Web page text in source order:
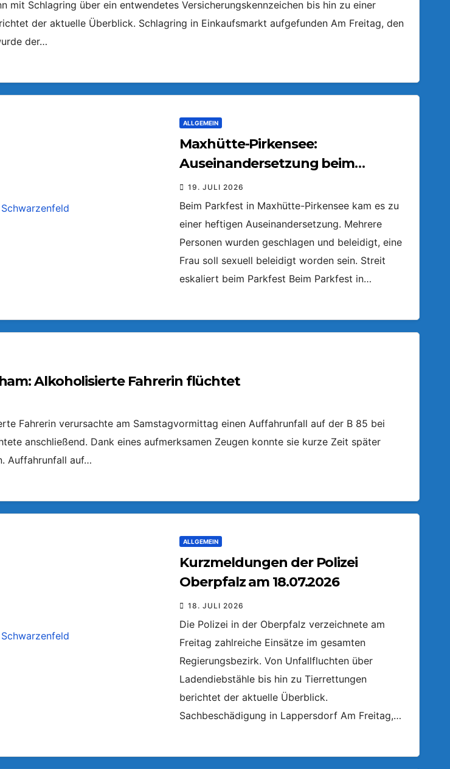
mit Schlagring über ein entwendetes Versicherungskennzeichen bis hin zu einer
der aktuelle Überblick. Schlagring in Einkaufsmarkt aufgefunden Am Freitag, den
der…
ALLGEMEIN
Maxhütte-Pirkensee:
Auseinandersetzung beim
Parkfest
19. JULI 2026
Beim Parkfest in Maxhütte-Pirkensee kam es zu
einer heftigen Auseinandersetzung. Mehrere
Personen wurden geschlagen und beleidigt, eine
Frau soll sexuell beleidigt worden sein. Streit
eskaliert beim Parkfest Beim Parkfest in…
Alkoholisierte Fahrerin flüchtet
Fahrerin verursachte am Samstagvormittag einen Auffahrunfall auf der B 85 bei
anschließend. Dank eines aufmerksamen Zeugen konnte sie kurze Zeit später
Auffahrunfall auf…
ALLGEMEIN
Kurzmeldungen der Polizei
Oberpfalz am 18.07.2026
18. JULI 2026
Die Polizei in der Oberpfalz verzeichnete am
Freitag zahlreiche Einsätze im gesamten
Regierungsbezirk. Von Unfallfluchten über
Ladendiebstähle bis hin zu Tierrettungen
berichtet der aktuelle Überblick.
Sachbeschädigung in Lappersdorf Am Freitag,…